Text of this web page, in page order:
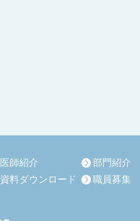
医師紹介
部門紹介
資料ダウンロード 職員募集